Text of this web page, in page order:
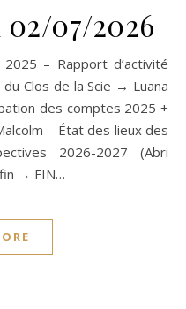
07/2026
Clos de la Scie → Luana
des comptes 2025 +
– État des lieux des
2026-2027 (Abri
→ FIN…